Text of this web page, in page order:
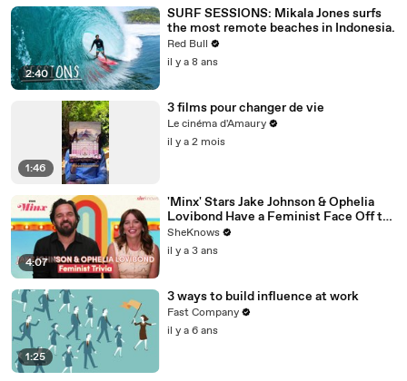
2:40
SURF SESSIONS: Mikala Jones surfs
the most remote beaches in Indonesia.
Red Bull
il y a 8 ans
1:46
3 films pour changer de vie
Le cinéma d'Amaury
il y a 2 mois
4:07
'Minx' Stars Jake Johnson & Ophelia
Lovibond Have a Feminist Face Off to
Celebrate Season 2
SheKnows
il y a 3 ans
1:25
3 ways to build influence at work
Fast Company
il y a 6 ans